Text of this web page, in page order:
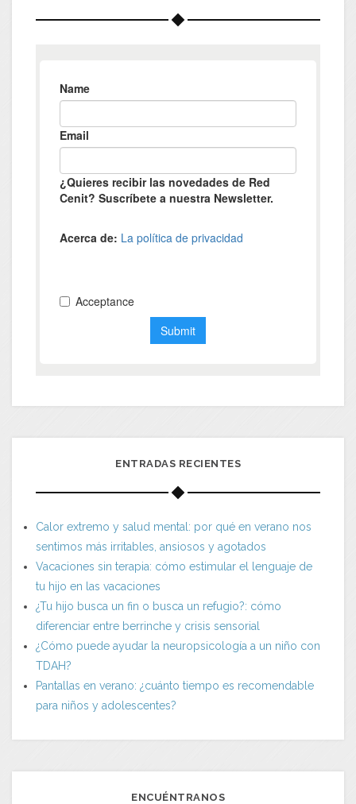
ENTRADAS RECIENTES
Calor extremo y salud mental: por qué en verano nos
sentimos más irritables, ansiosos y agotados
Vacaciones sin terapia: cómo estimular el lenguaje de
tu hijo en las vacaciones
¿Tu hijo busca un fin o busca un refugio?: cómo
diferenciar entre berrinche y crisis sensorial
¿Cómo puede ayudar la neuropsicología a un niño con
TDAH?
Pantallas en verano: ¿cuánto tiempo es recomendable
para niños y adolescentes?
ENCUÉNTRANOS